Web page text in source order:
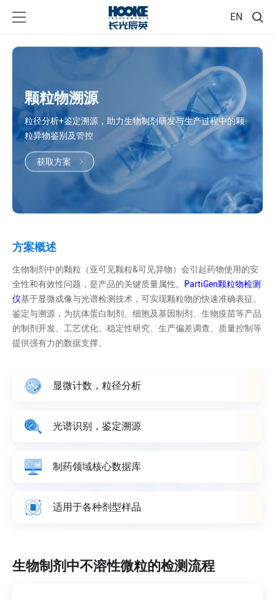
EN
颗粒物溯源
粒径分析+鉴定溯源，助力生物制剂研发与生产过程中的颗
粒异物鉴别及管控
获取方案
方案概述
生物制剂中的颗粒（亚可见颗粒&可见异物）会引起药物使用的安
全性和有效性问题，是产品的关键质量属性。
PartiGen颗粒物检测
仪基于显微成像与光谱检测技术，可实现颗粒物的快速准确表征、
鉴定与溯源，为抗体蛋白制剂、细胞及基因制剂、生物疫苗等产品
的制剂开发、工艺优化、稳定性研究、生产偏差调查、质量控制等
提供强有力的数据支撑。
显微计数，粒径分析
光谱识别，鉴定溯源
制药领域核心数据库
适用于各种剂型样品
生物制剂中不溶性微粒的检测流程